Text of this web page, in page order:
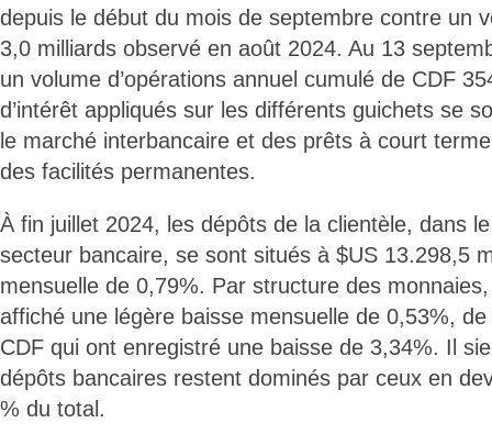
depuis le début du mois de septembre contre un
3,0 milliards observé en août 2024. Au 13
un volume d’opérations annuel cumulé de CDF
d’intérêt appliqués sur les différents guichets se
le marché interbancaire et des prêts à court
des facilités permanentes.
À fin juillet 2024, les dépôts de la clientèle, dans
secteur bancaire, se sont situés à $US 13.298,5
mensuelle de 0,79%. Par structure des
affiché une légère baisse mensuelle de 0,53%,
CDF qui ont enregistré une baisse de 3,34%. Il
dépôts bancaires restent dominés par ceux en
% du total.